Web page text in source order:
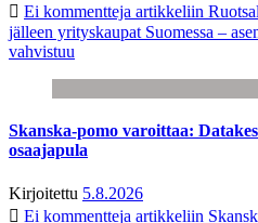
Ei kommentteja artikkeliin
jälleen yrityskaupat Suomessa –
vahvistuu
Skanska-pomo varoittaa:
osaajapula
Kirjoitettu 5.8.2026
Ei kommentteja artikkeliin